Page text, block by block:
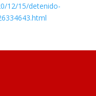
12/15/detenido-